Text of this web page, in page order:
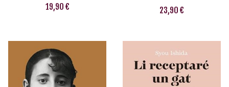
19,90 € 23,90 €